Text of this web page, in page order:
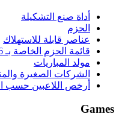
أداة صنع التشكيلة
الحزم
عناصر قابلة للاستهلاك
قائمة الحزم الخاصة بـ EA FC 26
مولد المباريات
الشركات الصغيرة
أرخص اللاعبين حسب
Games